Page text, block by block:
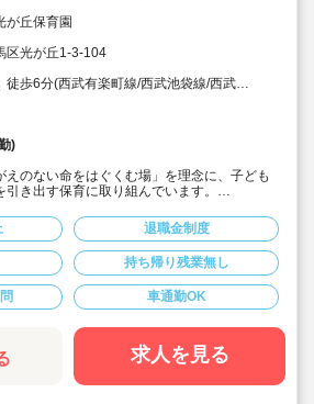
が丘保育園
区光が丘1-3-104
徒歩6分(西武有楽町線/西武池袋線/西武豊
)
のない命をはぐくむ場」を理念に、子ども
引き出す保育に取り組んでいます。
以上あります）
ランクがあってもOK！安心のサポート♪
充実！
加算あり！待遇面も福利厚生面も環境面も
ます！
与実績4.85ヶ月！
簿などデジタル化も導入。残業少な目です
退職金制度
持ち帰り残業無し
車通勤OK
求人を見る